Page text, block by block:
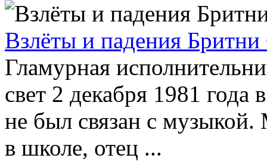
Взлёты и падения
Гламурная
свет 2 декабря 1981 года
не был связан с
в школе, отец ...